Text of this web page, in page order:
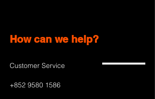
How can we help?
Customer Service
+852 9580 1586